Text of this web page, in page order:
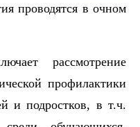
проводятся в очном
рассмотрение
профилактики
и подростков, в т.ч.